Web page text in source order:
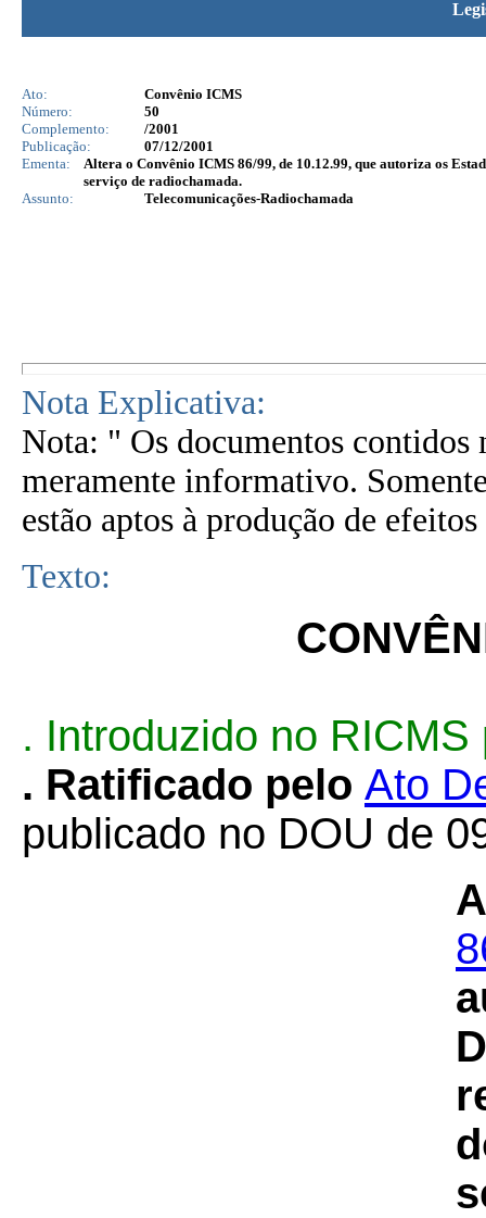
Ato:
Convênio ICMS
Número:
50
Complemento:
/2001
Publicação:
07/12/2001
Ementa:
Altera o Convênio ICMS 86/99, de 10.12.99, que autoriza os
serviço de radiochamada.
Assunto:
Telecomunicações-Radiochamada
Nota Explicativa:
Nota: " Os documentos contidos
meramente informativo.
estão aptos à produção de
Texto:
. Introduzido no
. Ratificado pelo Ato
publicado no DOU de